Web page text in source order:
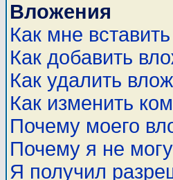
Вложения
Как мне
Как добавить
Как удалить
Как изменить
Почему моего
Почему я не
Я получил